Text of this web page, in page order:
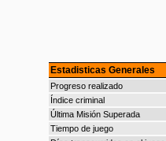
Estadisticas Generales
Progreso realizado
Índice criminal
Última Misión Superada
Tiempo de juego